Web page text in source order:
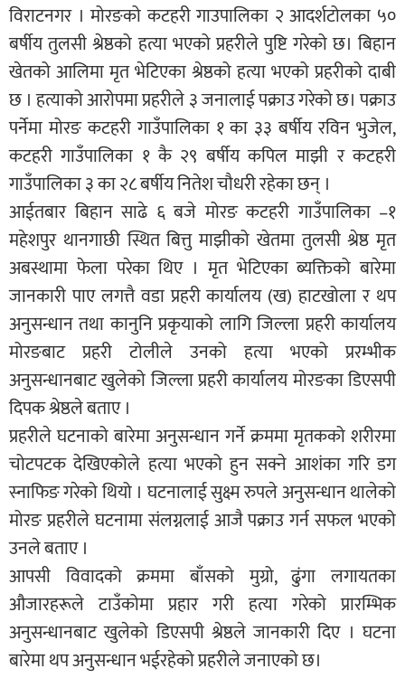
विराटनगर । मोरङको कटहरी गाउपालिका २ आदर्शटोलका ५०
बर्षीय तुलसी श्रेष्ठको हत्या भएको प्रहरीले पुष्टि गरेको छ। बिहान
खेतको आलिमा मृत भेटिएका श्रेष्ठको हत्या भएको प्रहरीको दाबी
छ । हत्याको आरोपमा प्रहरीले ३ जनालाई पक्राउ गरेको छ। पक्राउ
पर्नेमा मोरङ कटहरी गाउँपालिका १ का ३३ बर्षीय रविन भुजेल,
कटहरी गाउँपालिका १ कै २९ बर्षीय कपिल माझी र कटहरी
गाउँपालिका ३ का २८ बर्षीय नितेश चौधरी रहेका छन् ।
आईतबार बिहान साढे ६ बजे मोरङ कटहरी गाउँपालिका –१
महेशपुर थानगाछी स्थित बित्तु माझीको खेतमा तुलसी श्रेष्ठ मृत
अबस्थामा फेला परेका थिए । मृत भेटिएका ब्यक्तिको बारेमा
जानकारी पाए लगत्तै वडा प्रहरी कार्यालय (ख) हाटखोला र थप
अनुसन्धान तथा कानुनि प्रकृयाको लागि जिल्ला प्रहरी कार्यालय
मोरङबाट प्रहरी टोलीले उनको हत्या भएको प्ररम्भीक
अनुसन्धानबाट खुलेको जिल्ला प्रहरी कार्यालय मोरङका डिएसपी
दिपक श्रेष्ठले बताए ।
प्रहरीले घटनाको बारेमा अनुसन्धान गर्ने क्रममा मृतकको शरीरमा
चोटपटक देखिएकोले हत्या भएको हुन सक्ने आशंका गरि डग
स्नाफिङ गरेको थियो । घटनालाई सुक्ष्म रुपले अनुसन्धान थालेको
मोरङ प्रहरीले घटनामा संलग्नलाई आजै पक्राउ गर्न सफल भएको
उनले बताए ।
आपसी विवादको क्रममा बाँसको मुग्रो, ढुंगा लगायतका
औजारहरूले टाउँकोमा प्रहार गरी हत्या गरेको प्रारम्भिक
अनुसन्धानबाट खुलेको डिएसपी श्रेष्ठले जानकारी दिए । घटना
बारेमा थप अनुसन्धान भईरहेको प्रहरीले जनाएको छ।